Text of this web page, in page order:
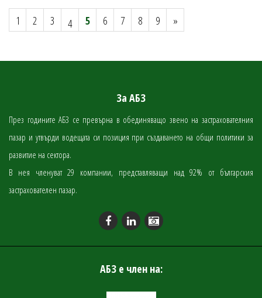
1 2 3 4 5 6 7 8 9 »
За АБЗ
През годините АБЗ се превърна в обединяващо звено на застрахователния
пазар и утвърди водещата си позиция при създаването на общи политики за
развитие на сектора.
В нея членуват 29 компании, представляващи над 92% от българския
застрахователен пазар.
АБЗ е член на: